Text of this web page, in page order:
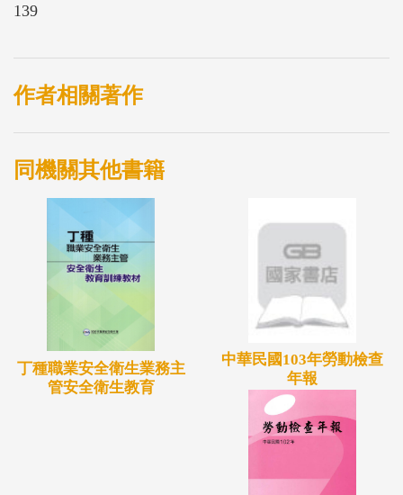
139
作者相關著作
同機關其他書籍
丁種職業安全衛生業務主
管安全衛生教育
中華民國103年勞動檢查
年報